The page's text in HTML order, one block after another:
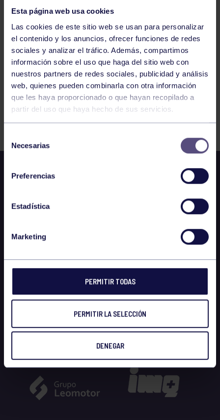
Esta página web usa cookies
Las cookies de este sitio web se usan para personalizar
el contenido y los anuncios, ofrecer funciones de redes
sociales y analizar el tráfico. Además, compartimos
información sobre el uso que haga del sitio web con
nuestros partners de redes sociales, publicidad y análisis
web, quienes pueden combinarla con otra información
que les haya proporcionado o que hayan recopilado a
partir del uso que haya hecho de sus servicios.
Necesarias
Preferencias
Estadística
Marketing
PERMITIR TODAS
PERMITIR LA SELECCIÓN
DENEGAR
1150 1153 1154
1155
1156